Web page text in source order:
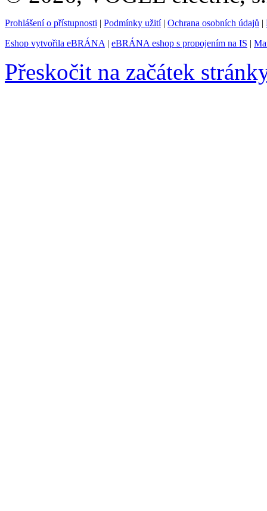
Prohlášení o přístupnosti | Podmínky užití| Ochrana osobních údajů |
Eshop vytvořila eBRÁNA | eBRÁNA eshop s propojením na IS |
Přeskočit na začátek